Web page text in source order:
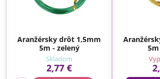
Aranžérsky drôt 1,5mm
5m - zelený
Skladom
2,77 €